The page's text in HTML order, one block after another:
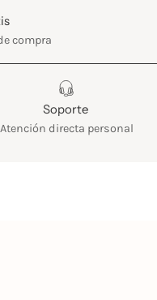
compra
Soporte
Atención directa personal